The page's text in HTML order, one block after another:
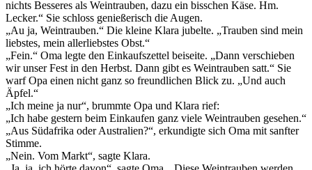
nichts Besseres als Weintrauben, dazu ein bisschen Käse. Hm.
Lecker.“ Sie schloss genießerisch die Augen.
„Au ja, Weintrauben.“ Die kleine Klara jubelte. „Trauben sind mein
liebstes, mein allerliebstes Obst.“
„Fein.“ Oma legte den Einkaufszettel beiseite. „Dann verschieben
wir unser Fest in den Herbst. Dann gibt es Weintrauben satt.“ Sie
warf Opa einen nicht ganz so freundlichen Blick zu. „Und auch
Äpfel.“
„Ich meine ja nur“, brummte Opa und Klara rief:
„Ich habe gestern beim Einkaufen ganz viele Weintrauben gesehen.“
„Aus Südafrika oder Australien?“, erkundigte sich Oma mit sanfter
Stimme.
„Nein. Vom Markt“, sagte Klara.